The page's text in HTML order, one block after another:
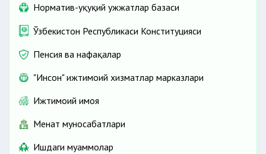
Норматив-ҳуқуқий ҳужжатлар базаси
Ўзбекистон Республикаси Конституцияси
Пенсия ва нафақалар
"Инсон" ижтимоий хизматлар марказлари
Ижтимоий ҳимоя
Меҳнат муносабатлари
Ишдаги муаммолар